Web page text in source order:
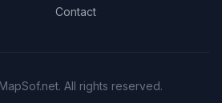
Contact
All rights reserved.